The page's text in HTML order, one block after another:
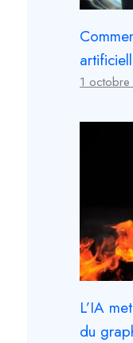
1
L’IA
du